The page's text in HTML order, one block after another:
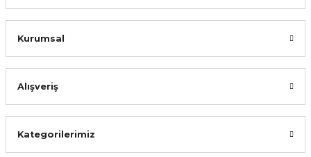
Kurumsal
Alışveriş
Kategorilerimiz